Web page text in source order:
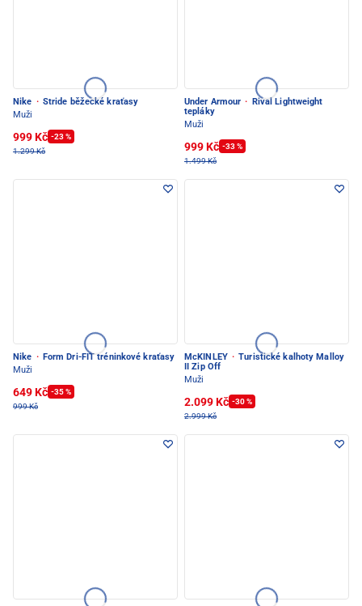
Nike · Stride běžecké kraťasy
Muži
999 Kč -23 %
1.299 Kč
Under Armour ·
Rival Lightweight
tepláky
Muži
999 Kč -33 %
1.499 Kč
Nike · Form Dri-FIT tréninkové kraťasy
Muži
649 Kč -35 %
999 Kč
McKINLEY · Turistické kalhoty Malloy
II Zip Off
Muži
2.099 Kč -30 %
2.999 Kč